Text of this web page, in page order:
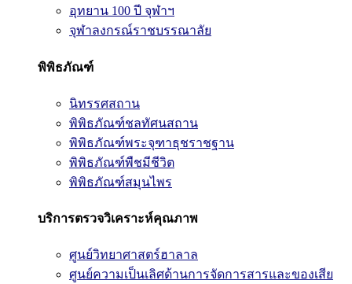
อุทยาน 100 ปี จุฬาฯ
จุฬาลงกรณ์ราชบรรณาลัย
พิพิธภัณฑ์
นิทรรศสถาน
พิพิธภัณฑ์ชลทัศนสถาน
พิพิธภัณฑ์พระจุฑาธุชราชฐาน
พิพิธภัณฑ์พืชมีชีวิต
พิพิธภัณฑ์สมุนไพร
บริการตรวจวิเคราะห์คุณภาพ
ศูนย์วิทยาศาสตร์ฮาลาล
ศูนย์ความเป็นเลิศด้านการจัดการสารและของเสีย